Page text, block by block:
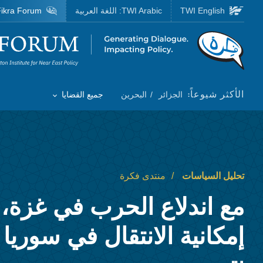
Skip to main content
Homepage
الأكثر شيوعاً: الجزائر البحرين
Toggle List of
جميع القضايا
TWI English
TWI Arabic: اللغة العربية Forum
تحليل السياسات منتدى فكرة
مع اندلاع الحرب في
إمكانية الانتقال في